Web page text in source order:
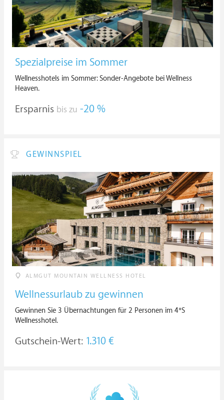
Spezialpreise im Sommer
Wellnesshotels im Sommer: Sonder-Angebote bei Wellness
Heaven.
Ersparnis bis zu -20 %
GEWINNSPIEL
ALMGUT MOUNTAIN WELLNESS HOTEL
Wellnessurlaub zu gewinnen
Gewinnen Sie 3 Übernachtungen für 2 Personen im 4*S
Wellnesshotel.
Gutschein-Wert: 1.310 €